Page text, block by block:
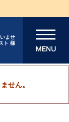
ませ
ト 様
メニューを開
せん。